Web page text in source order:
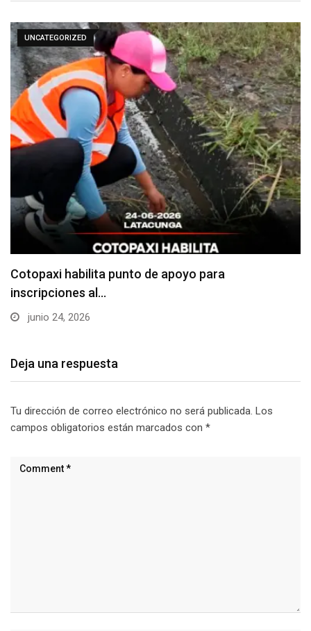
UNCATEGORIZED
Cotopaxi habilita punto de apoyo para
inscripciones al…
junio 24, 2026
Deja una respuesta
Tu dirección de correo electrónico no será publicada. Los
campos obligatorios están marcados con *